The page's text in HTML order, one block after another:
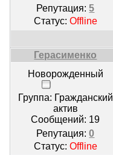
Репутация:5
Статус: Offline
Герасименко
Новорожденный
Группа: Гражданский
актив
Сообщений: 19
Репутация:0
Статус: Offline